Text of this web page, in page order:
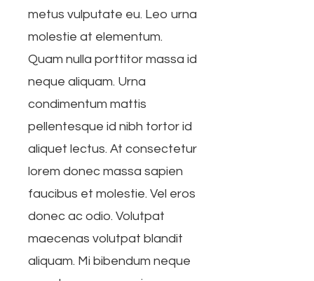
metus vulputate eu. Leo urna
molestie at elementum.
Quam nulla porttitor massa id
neque aliquam. Urna
condimentum mattis
pellentesque id nibh tortor id
aliquet lectus. At consectetur
lorem donec massa sapien
faucibus et molestie. Vel eros
donec ac odio. Volutpat
maecenas volutpat blandit
aliquam. Mi bibendum neque